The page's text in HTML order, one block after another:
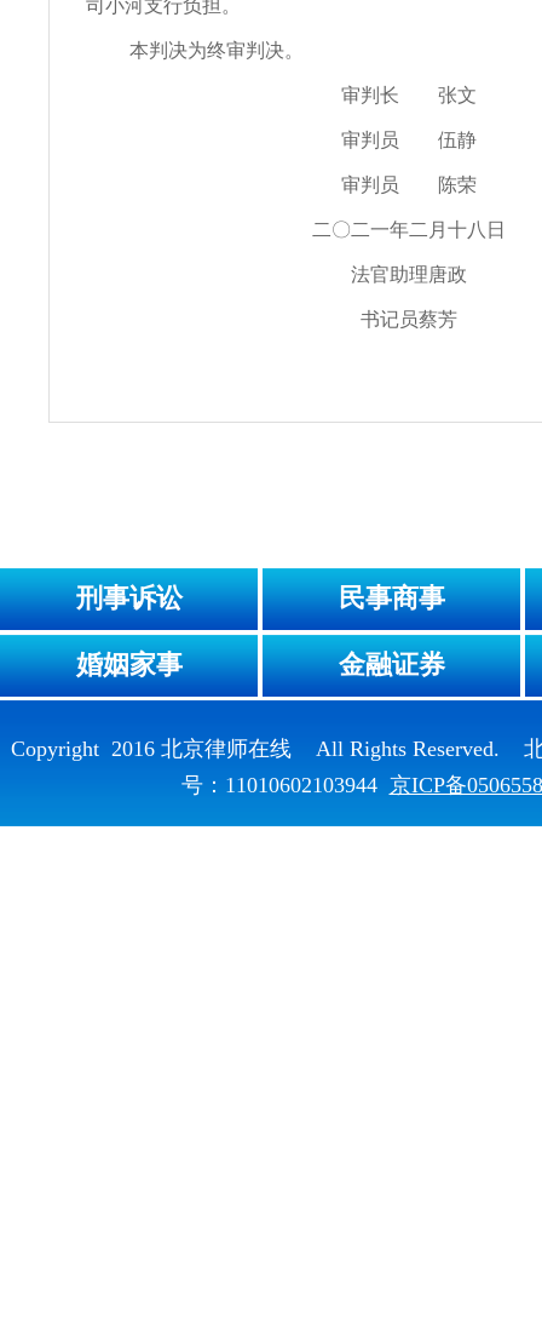
司小河支行负担。
本判决为终审判决。
审判长 张文
审判员 伍静
审判员 陈荣
二〇二一年二月十八日
法官助理唐政
书记员蔡芳
刑事诉讼 民事商事
婚姻家事 金融证券
Copyright 2016 北京律师在线 All Rights Reserved.
号：11010602103944 京ICP备